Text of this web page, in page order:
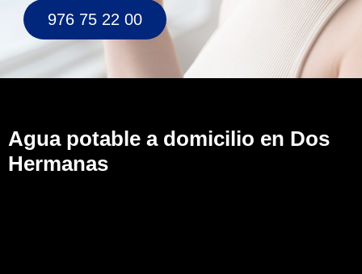
976 75 22 00
Agua potable a domicilio en Dos
Hermanas